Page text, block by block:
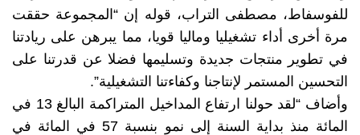
للفوسفاط، مصطفى التراب، قوله إن “المجموعة حققت
مرة أخرى أداء تشغيليا وماليا قويا، مما يبرهن على ريادتنا
في تطوير منتجات جديدة وتسليمها فضلا عن قدرتنا على
التحسين المستمر لإنتاجنا وكفاءتنا التشغيلية”.
وأضاف “لقد حولنا ارتفاع المداخيل المتراكمة البالغ 13 في
المائة منذ بداية السنة إلى نمو بنسبة 57 في المائة في